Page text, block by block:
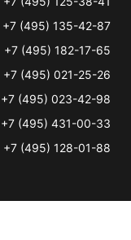
+7 (495) 135-42-87
+7 (495) 182-17-65
+7 (495) 021-25-26
+7 (495) 023-42-98
+7 (495) 431-00-33
+7 (495) 128-01-88